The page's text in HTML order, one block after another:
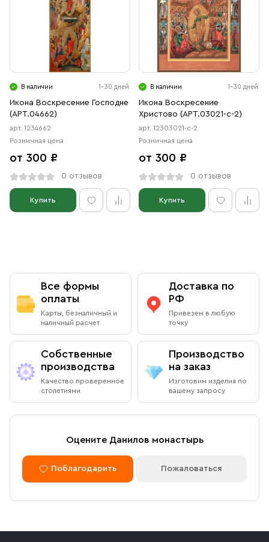
В наличии 1-30 дней
Икона Воскресение Господне
(АРТ.04662)
арт. 1234662
Розничная цена
от 300 ₽
0 отзывов
Купить
В наличии 1-30 дней
Икона Воскресение
Христово (АРТ.03021-с-2)
арт. 12303021-с-2
Розничная цена
от 300 ₽
0 отзывов
Купить
Все формы
оплаты
Карты, безналичный и
наличный расчет
Доставка по
РФ
Привезем в любую
точку
Собственные
производства
Качество проверенное
столетиями
Производство
на заказ
Изготовим изделия по
вашему запросу
Оцените Данилов монастырь
Поблагодарить Пожаловаться